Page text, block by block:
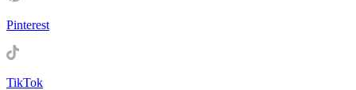
Pinterest
TikTok